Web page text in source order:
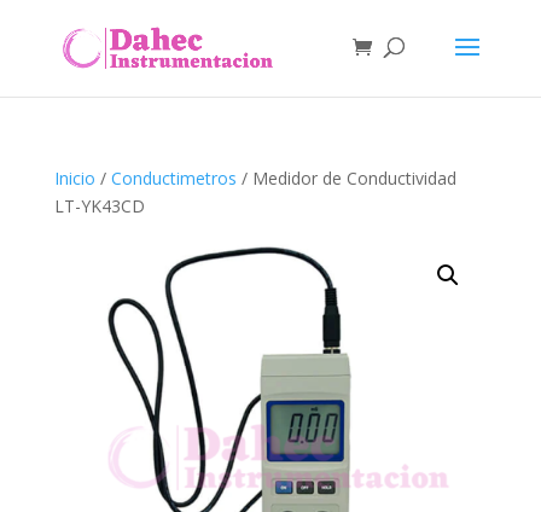
Inicio / Conductimetros / Medidor de Conductividad
LT-YK43CD